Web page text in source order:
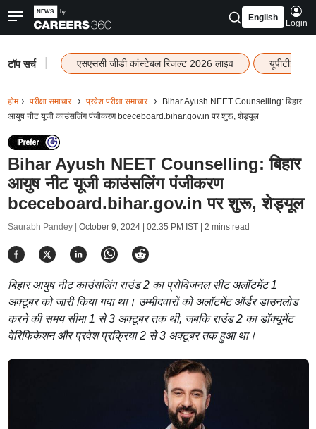
English
Login
टॉप सर्च एसएससी जीडी कांस्टेबल रिजल्ट 2026 लाइव यूपीटीईटी
होम परीक्षा समाचार प्रवेश परीक्षा समाचार
Bihar Ayush NEET Counselling: बिहार
आयुष नीट यूजी काउंसलिंग पंजीकरण bceceboard.bihar.gov.in पर शुरू, शेड्यूल
Bihar Ayush NEET Counselling: बिहार
आयुष नीट यूजी काउंसलिंग पंजीकरण
bceceboard.bihar.gov.in पर शुरू, शेड्यूल
Saurabh Pandey | October 9, 2024 | 02:35 PM IST| 2 mins read
बिहार आयुष नीट काउंसलिंग राउंड 2 का प्रोविजनल सीट अलॉटमेंट 1
अक्टूबर को जारी किया गया था। उम्मीदवारों को अलॉटमेंट ऑर्डर डाउनलोड
करने की समय सीमा 1 से 3 अक्टूबर तक थी, जबकि राउंड 2 का डॉक्यूमेंट
वेरिफिकेशन और प्रवेश प्रक्रिया 2 से 3 अक्टूबर तक हुआ था।